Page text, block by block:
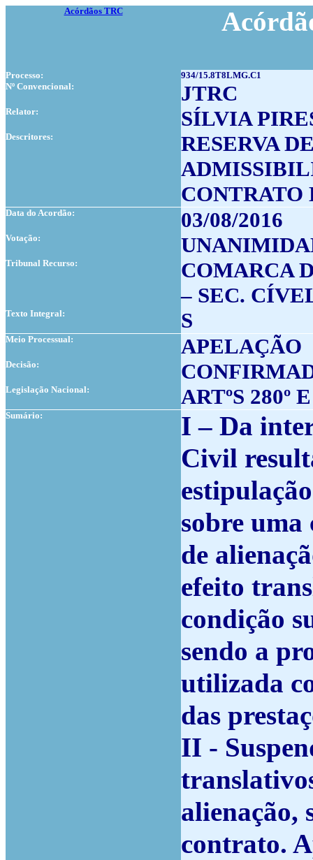
Acórdãos TRC
Processo:
934/15.8T8LMG.C1
Nº Convencional:
JTRC
Relator: SÍLVIA
Descritores:
RESERVA
CONTRATO
Data do Acordão: 03/08/2016
Votação:
Tribunal Recurso:
COMARCA
– SEC.
Texto Integral: S
Meio Processual: APELAÇÃO
Decisão:
Legislação Nacional: ARTºS 280º
Sumário:
I – Da
Civil
sobre uma
de
efeito
condição
sendo a
utilizada
das
II -
alienação,
contrato.